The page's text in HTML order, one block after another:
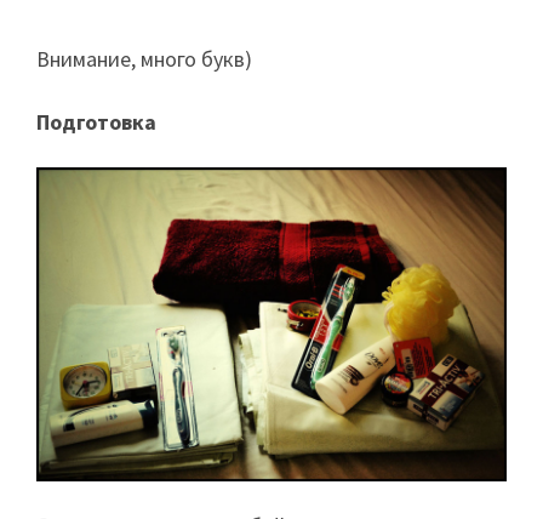
Внимание, много букв)
Подготовка